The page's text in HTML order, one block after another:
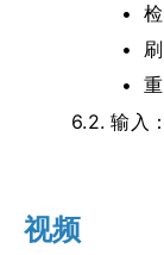
6.2.输入
视频